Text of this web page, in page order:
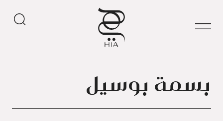
بسمة بوسيل